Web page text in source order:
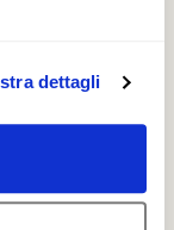
dettagli
i residenti a
un